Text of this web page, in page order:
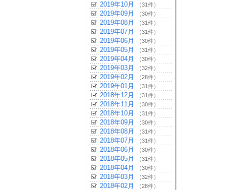
2019年10月 （31件）
2019年09月 （30件）
2019年08月 （31件）
2019年07月 （31件）
2019年06月 （30件）
2019年05月 （31件）
2019年04月 （30件）
2019年03月 （32件）
2019年02月 （28件）
2019年01月 （31件）
2018年12月 （31件）
2018年11月 （30件）
2018年10月 （31件）
2018年09月 （30件）
2018年08月 （31件）
2018年07月 （31件）
2018年06月 （30件）
2018年05月 （31件）
2018年04月 （30件）
2018年03月 （32件）
2018年02月 （28件）